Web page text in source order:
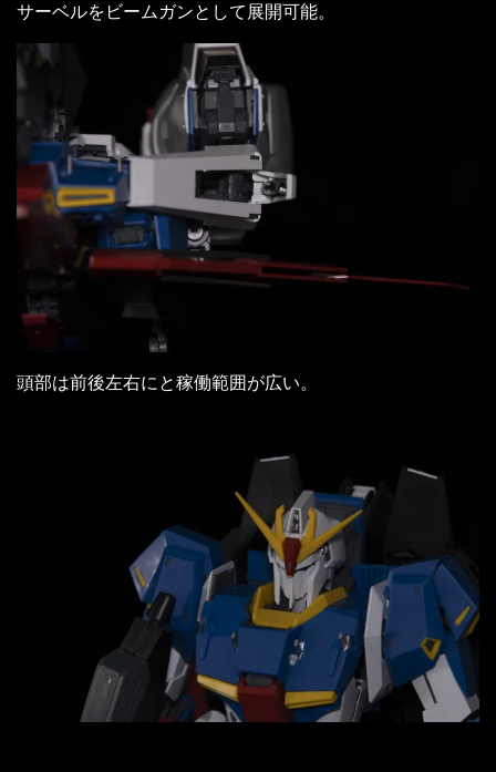
サーベルをビームガンとして展開可能。
頭部は前後左右にと稼働範囲が広い。